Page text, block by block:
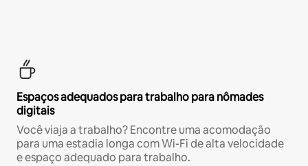
Espaços adequados para trabalho para nômades
digitais
Você viaja a trabalho? Encontre uma acomodação
para uma estadia longa com Wi-Fi de alta velocidade
e espaço adequado para trabalho.